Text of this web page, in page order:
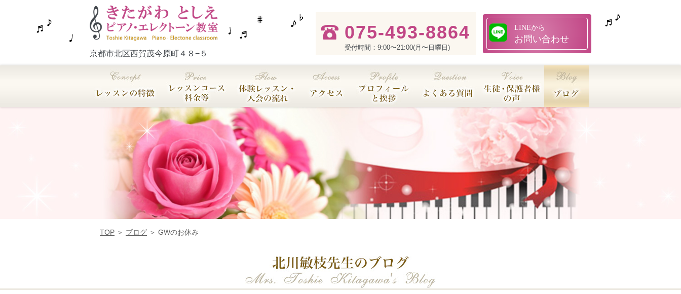
京都市北区西賀茂今原町４８−５
075-493-8864
受付時間：9:00〜21:00(月〜日曜日)
LINEから
お問い合わせ
TOP ブログ GWのお休み